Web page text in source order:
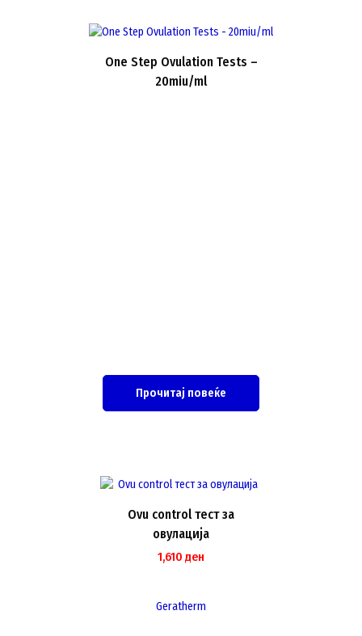
One Step Ovulation Tests –
20miu/ml
Прочитај повеќе
Ovu control тест за
овулација
1,610 ден
Geratherm